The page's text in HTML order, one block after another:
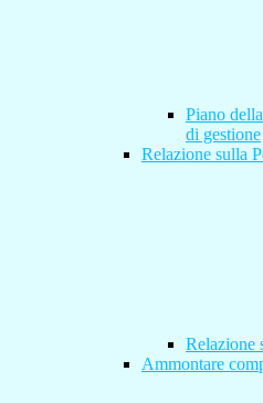
Piano
di gestione
Relazione sulla
Relazione
Ammontare